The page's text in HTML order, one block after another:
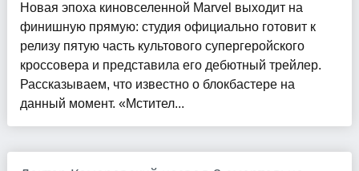
Новая эпоха киновселенной Marvel выходит на
финишную прямую: студия официально готовит к
релизу пятую часть культового супергеройского
кроссовера и представила его дебютный трейлер.
Рассказываем, что известно о блокбастере на
данный момент. «Мстител...